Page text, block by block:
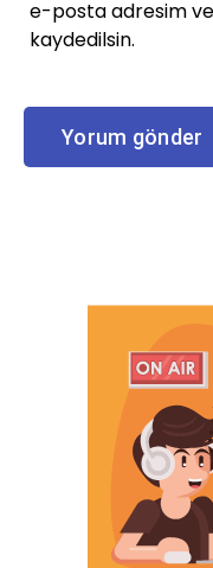
e-posta adresim
kaydedilsin.